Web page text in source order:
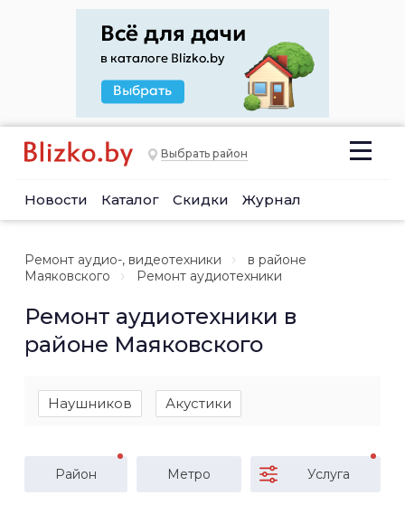
Выбрать район
Новости Каталог Скидки Журнал
Ремонт аудио-, видеотехники
в районе
Маяковского
Ремонт аудиотехники
Ремонт аудиотехники в
районе Маяковского
Наушников Акустики
Район Метро Услуга